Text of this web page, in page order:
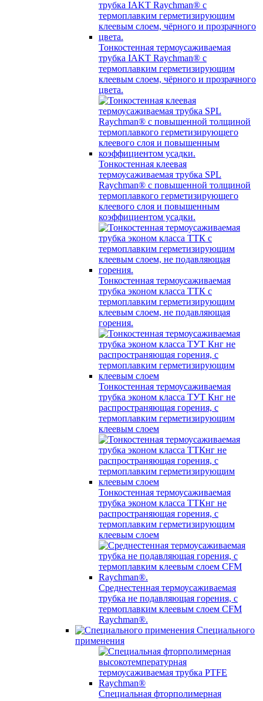
Тонкостенная термоусаживаемая
трубка IAKT Raychman® с
термоплавким герметизирующим
клеевым слоем, чёрного и прозрачного
цвета.
Тонкостенная клеевая
термоусаживаемая трубка SPL
Raychman® с повышенной толщиной
термоплавкого герметизирующего
клеевого слоя и повышенным
коэффициентом усадки.
Тонкостенная термоусаживаемая
трубка эконом класса ТТК с
термоплавким герметизирующим
клеевым слоем, не подавляющая
горения.
Тонкостенная термоусаживаемая
трубка эконом класса ТУТ Кнг не
распространяющая горения, с
термоплавким герметизирующим
клеевым слоем
Тонкостенная термоусаживаемая
трубка эконом класса ТТКнг не
распространяющая горения, с
термоплавким герметизирующим
клеевым слоем
Среднестенная термоусаживаемая
трубка не подавляющая горения, с
термоплавким клеевым слоем CFM
Raychman®.
Специального
применения
Специальная фторполимерная